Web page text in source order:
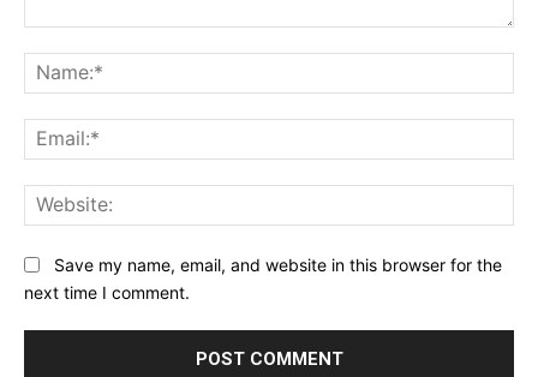
Save my name, email, and website in this browser for the
next time I comment.